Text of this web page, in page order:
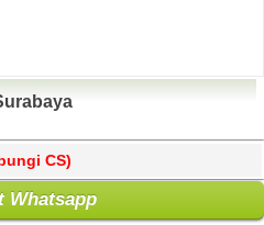
CS)
Whatsapp